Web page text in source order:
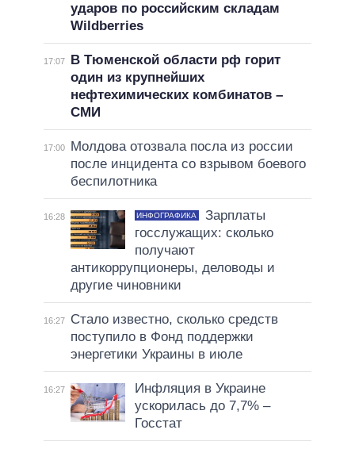
ударов по российским складам
Wildberries
17:07
В Тюменской области рф горит
один из крупнейших
нефтехимических комбинатов –
СМИ
17:00
Молдова отозвала посла из россии
после инцидента со взрывом боевого
беспилотника
16:28 ИНФОГРАФИКА
Зарплаты
госслужащих: сколько
получают
антикоррупционеры, деловоды и
другие чиновники
16:27
Стало известно, сколько средств
поступило в Фонд поддержки
энергетики Украины в июле
16:27
Инфляция в Украине
ускорилась до 7,7% –
Госстат